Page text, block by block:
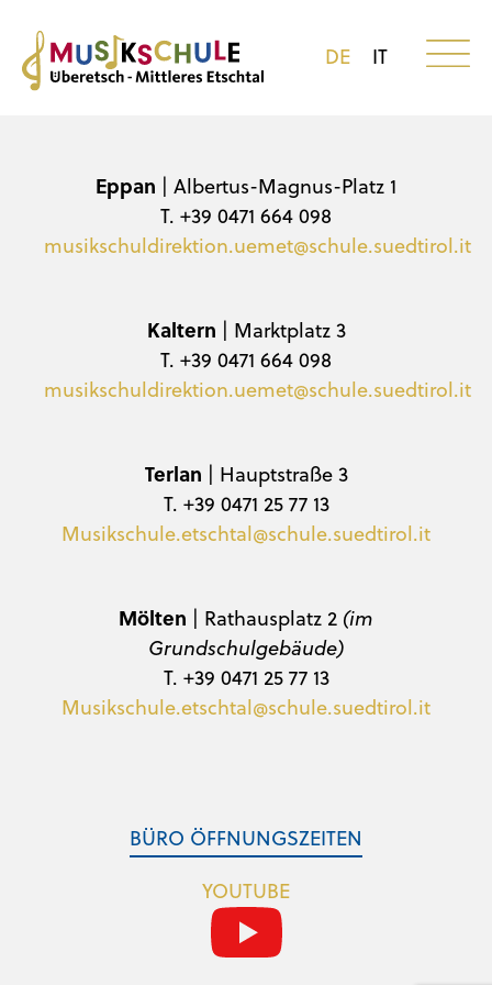
DE IT
Eppan | Albertus-Magnus-Platz 1
T. +39 0471 664 098
musikschuldirektion.uemet@schule.suedtirol.it
Kaltern | Marktplatz 3
T. +39 0471 664 098
musikschuldirektion.uemet@schule.suedtirol.it
Terlan | Hauptstraße 3
T. +39 0471 25 77 13
Musikschule.etschtal@schule.suedtirol.it
Mölten | Rathausplatz 2 (im
Grundschulgebäude)
T. +39 0471 25 77 13
Musikschule.etschtal@schule.suedtirol.it
BÜRO ÖFFNUNGSZEITEN
YOUTUBE